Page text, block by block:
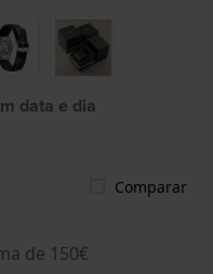
data e dia
Comparar
de 150€